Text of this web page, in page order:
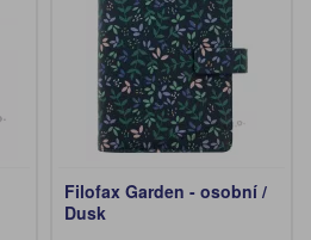
Filofax Garden - osobní /
Dusk